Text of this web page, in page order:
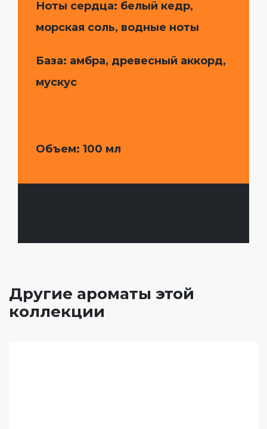
Ноты сердца: белый кедр,
морская соль, водные ноты
База: амбра, древесный аккорд,
мускус
Объем: 100 мл
Другие ароматы этой
коллекции